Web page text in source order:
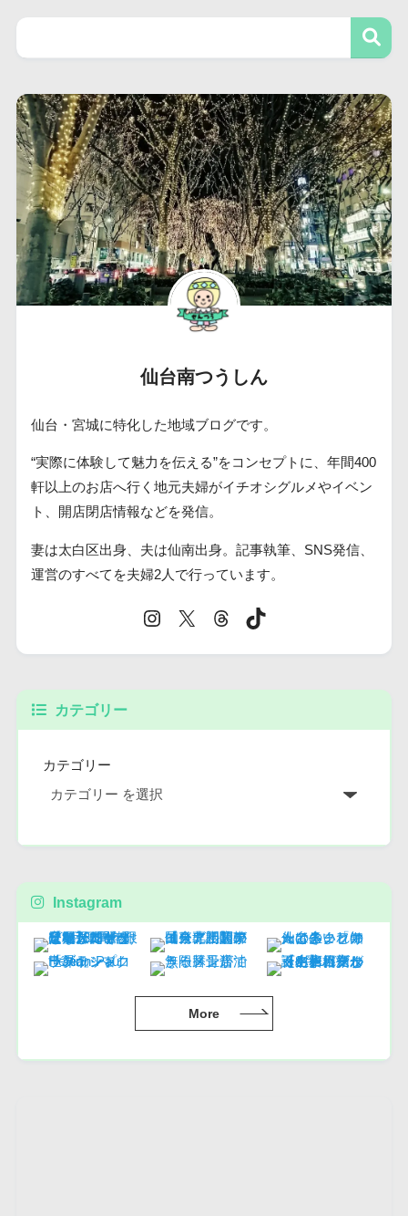
仙台南つうしん
仙台・宮城に特化した地域ブログです。
“実際に体験して魅力を伝える”をコンセプトに、年間400
軒以上のお店へ行く地元夫婦がイチオシグルメやイベン
ト、開店閉店情報などを発信。
妻は太白区出身、夫は仙南出身。記事執筆、SNS発信、
運営のすべてを夫婦2人で行っています。
カテゴリー
カテゴリー
Instagram
More